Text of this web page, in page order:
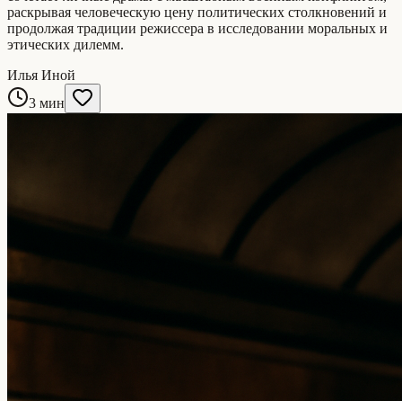
раскрывая человеческую цену политических столкновений и
продолжая традиции режиссера в исследовании моральных и
этических дилемм.
Илья Иной
3 мин